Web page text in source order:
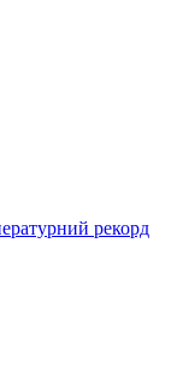
рекорд